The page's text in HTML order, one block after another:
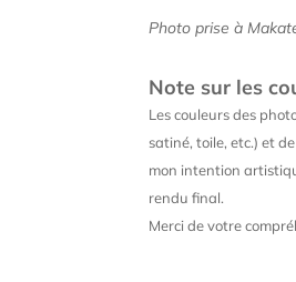
Photo prise à
Note sur les
Les couleurs des
satiné, toile, etc.) et
mon intention
rendu final.
Merci de votre